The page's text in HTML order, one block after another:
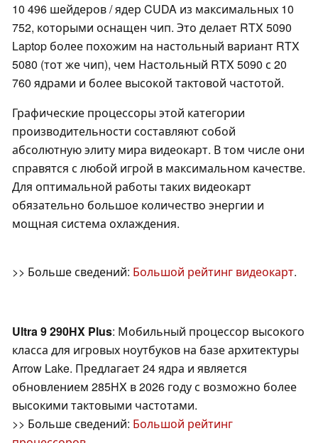
10 496 шейдеров / ядер CUDA из максимальных 10
752, которыми оснащен чип. Это делает RTX 5090
Laptop более похожим на настольный вариант RTX
5080 (тот же чип), чем Настольный RTX 5090 с 20
760 ядрами и более высокой тактовой частотой.
Графические процессоры этой категории
производительности составляют собой
абсолютную элиту мира видеокарт. В том числе они
справятся с любой игрой в максимальном качестве.
Для оптимальной работы таких видеокарт
обязательно большое количество энергии и
мощная система охлаждения.
>> Больше сведений: Большой рейтинг видеокарт.
Ultra 9 290HX Plus: Мобильный процессор высокого
класса для игровых ноутбуков на базе архитектуры
Arrow Lake. Предлагает 24 ядра и является
обновлением 285HX в 2026 году с возможно более
высокими тактовыми частотами.
>> Больше сведений: Большой рейтинг